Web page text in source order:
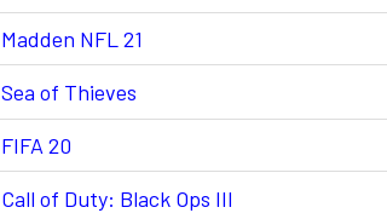
Madden NFL 21
Sea of Thieves
FIFA 20
Call of Duty: Black Ops III